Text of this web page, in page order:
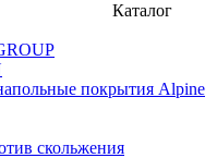
Каталог
покрытия Alpine
скольжения